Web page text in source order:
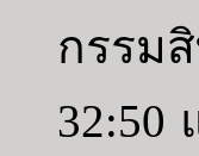
กรรม
32:50